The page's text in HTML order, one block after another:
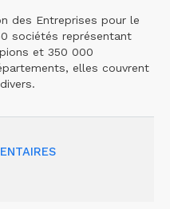
des Entreprises pour le
sociétés représentant
et 350 000
elles couvrent